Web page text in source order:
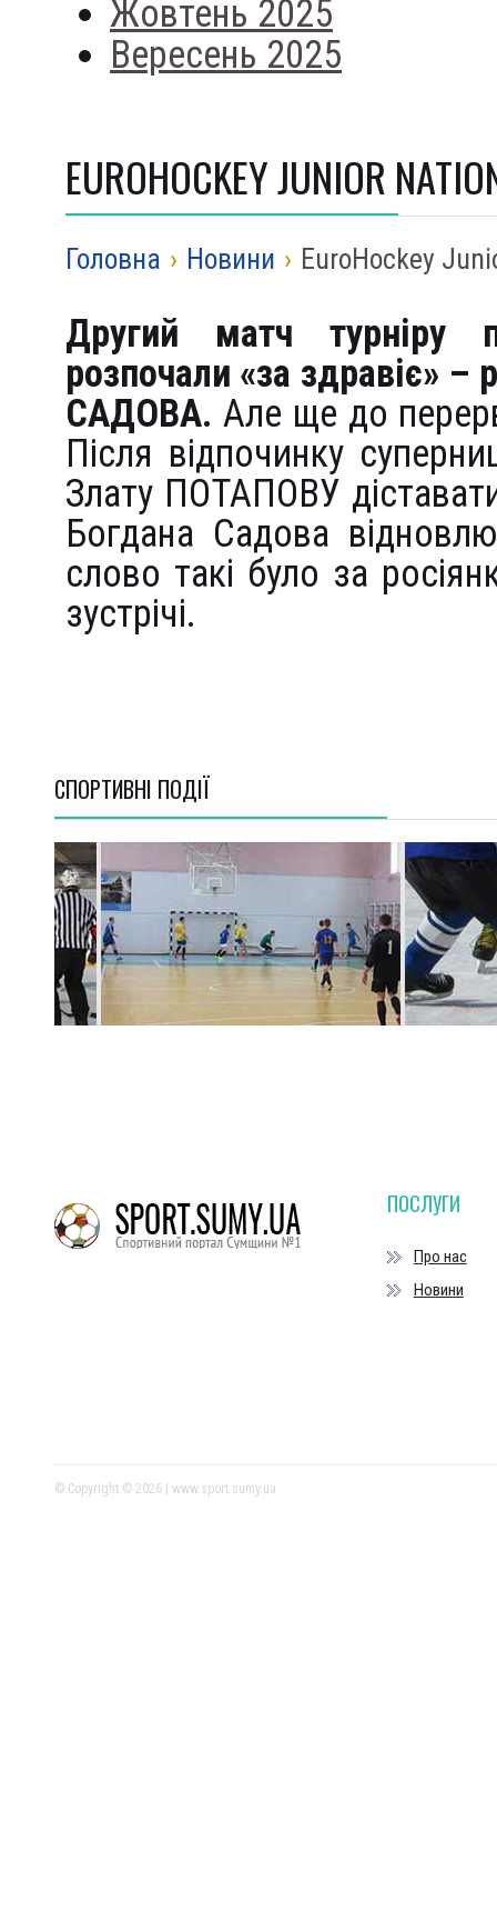
Жовтень 2025
Вересень 2025
EUROHOCKEY JUNIOR
Головна › Новини › EuroHockey
Другий матч турніру
розпочали «за здравіє» –
САДОВА. Але ще до
Після відпочинку
Злату ПОТАПОВУ
Богдана Садова
слово такі було за
зустрічі.
СПОРТИВНI ПОДІЇ
ПОСЛУГИ
Про нас
Новини
© Copyright © 2026 | www.sport.sumy.ua